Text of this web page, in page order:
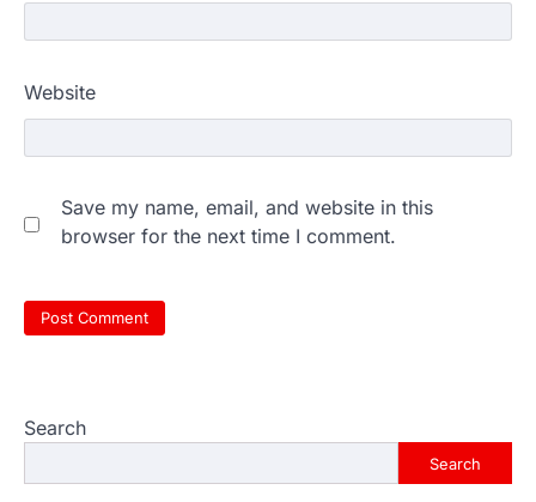
Website
Save my name, email, and website in this
browser for the next time I comment.
Search
Search